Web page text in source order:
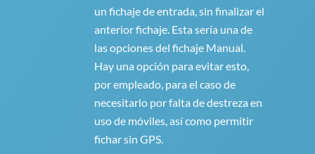
un fichaje de entrada, sin finalizar el
anterior fichaje. Esta sería una de
las opciones del fichaje Manual.
Hay una opción para evitar esto,
por empleado, para el caso de
necesitarlo por falta de destreza en
uso de móviles, así como permitir
fichar sin GPS.